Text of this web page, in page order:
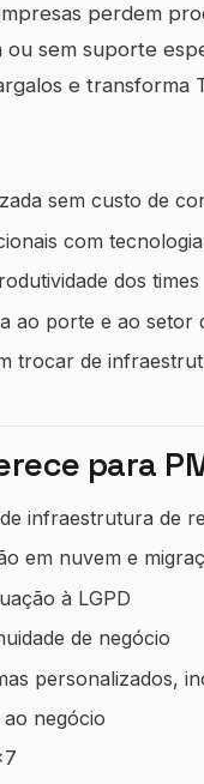
perdem
sem suporte
e
sem custo de
com
dos times
ao porte e ao setor
trocar de
para
infraestrutura de
em nuvem e
à LGPD
de negócio
personalizados,
negócio